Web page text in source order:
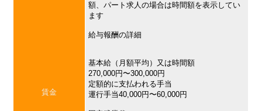
賃金
額、パート求人の場合は時間額を表示してい
ます
給与報酬の詳細
基本給（月額平均）又は時間額
270,000円〜300,000円
定額的に支払われる手当
運行手当40,000円〜60,000円